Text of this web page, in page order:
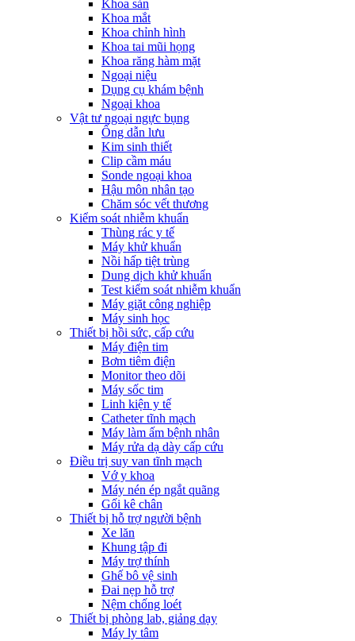
Khoa sản
Khoa mắt
Khoa chỉnh hình
Khoa tai mũi họng
Khoa răng hàm mặt
Ngoại niệu
Dụng cụ khám bệnh
Ngoại khoa
Vật tư ngoại ngực bụng
Ống dẫn lưu
Kim sinh thiết
Clip cầm máu
Sonde ngoại khoa
Hậu môn nhân tạo
Chăm sóc vết thương
Kiểm soát nhiễm khuẩn
Thùng rác y tế
Máy khử khuẩn
Nồi hấp tiệt trùng
Dung dịch khử khuẩn
Test kiểm soát nhiễm khuẩn
Máy giặt công nghiệp
Máy sinh học
Thiết bị hồi sức, cấp cứu
Máy điện tim
Bơm tiêm điện
Monitor theo dõi
Máy sốc tim
Linh kiện y tế
Catheter tĩnh mạch
Máy làm ấm bệnh nhân
Máy rửa dạ dày cấp cứu
Điều trị suy van tĩnh mạch
Vớ y khoa
Máy nén ép ngắt quãng
Gối kê chân
Thiết bị hỗ trợ người bệnh
Xe lăn
Khung tập đi
Máy trợ thính
Ghế bô vệ sinh
Đai nẹp hỗ trợ
Nệm chống loét
Thiết bị phòng lab, giảng dạy
Máy ly tâm